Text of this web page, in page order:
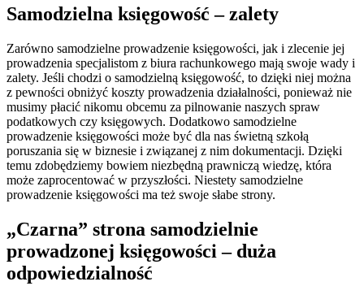
Samodzielna księgowość – zalety
Zarówno samodzielne prowadzenie księgowości, jak i zlecenie jej
prowadzenia specjalistom z biura rachunkowego mają swoje wady i
zalety. Jeśli chodzi o samodzielną księgowość, to dzięki niej można
z pewności obniżyć koszty prowadzenia działalności, ponieważ nie
musimy płacić nikomu obcemu za pilnowanie naszych spraw
podatkowych czy księgowych. Dodatkowo samodzielne
prowadzenie księgowości może być dla nas świetną szkołą
poruszania się w biznesie i związanej z nim dokumentacji. Dzięki
temu zdobędziemy bowiem niezbędną prawniczą wiedzę, która
może zaprocentować w przyszłości. Niestety samodzielne
prowadzenie księgowości ma też swoje słabe strony.
„Czarna” strona samodzielnie
prowadzonej księgowości – duża
odpowiedzialność